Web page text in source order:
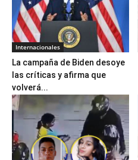
Internacionales
La campaña de Biden desoye
las críticas y afirma que
volverá...